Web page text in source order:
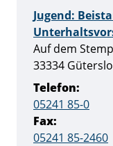
Jugend:
Straße:
Auf dem
PLZ:
33334 Ort:
Telefon:
05241 85-0
Fax:
05241 85-2460